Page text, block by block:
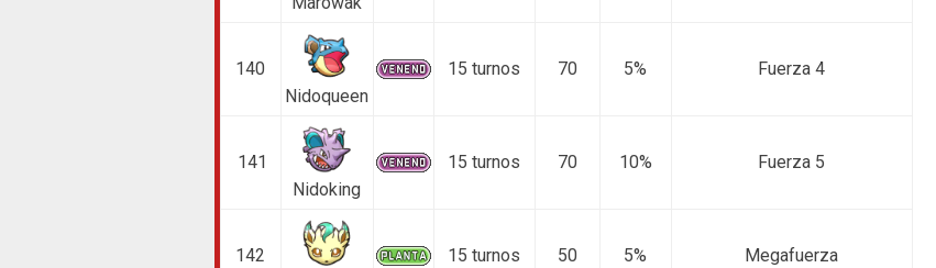
140
Nidoqueen
15 turnos 70 5% Fuerza 4
141
Nidoking
15 turnos 70 10% Fuerza 5
142
15 turnos 50 5% Megafuerza